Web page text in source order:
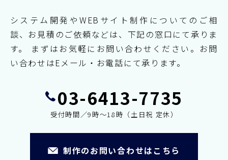
システム開発やWEBサイト制作についてのご相
談、お見積のご依頼などは、下記の窓口にて承りま
す。
まずはお気軽にお問い合わせください。お問
い合わせはEメール・お電話にて承ります。
03-6413-7735
受付時間／9時～18時（土日祝 定休）
制作のお問い合わせはこちら